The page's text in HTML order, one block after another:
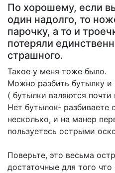
По хорошему, если
один надолго, то
парочку, а то и
потеряли
страшного.
Такое у меня тоже было.
Можно разбить бутылку и
( бутылки валяются почти
Нет бутылок- разбиваете
несколько, и на манер
пользуетесь острыми
Поверьте, это весьма
достаточные для того